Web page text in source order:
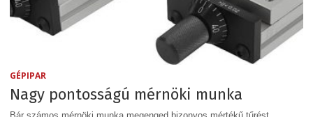
GÉPIPAR
Nagy pontosságú mérnöki munka